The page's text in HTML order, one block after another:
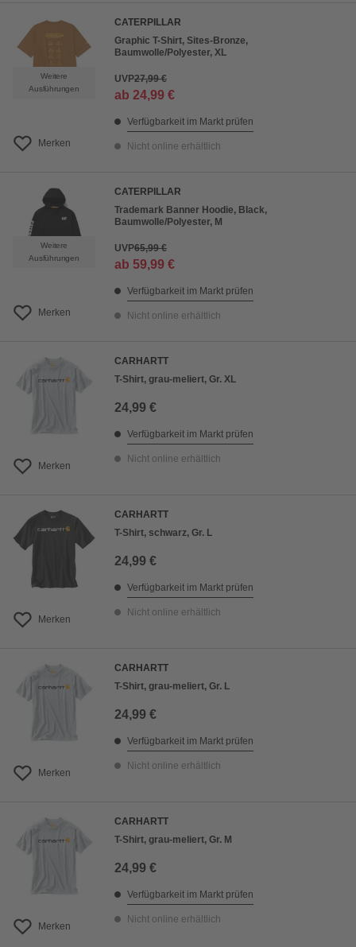
Weitere
Ausführungen
Merken
CATERPILLAR
Graphic T-Shirt, Sites-Bronze,
Baumwolle/Polyester, XL
UVP27,99 €
ab 24,99 €
Verfügbarkeit im Markt prüfen
Nicht online erhältlich
Weitere
Ausführungen
Merken
CATERPILLAR
Trademark Banner Hoodie, Black,
Baumwolle/Polyester, M
UVP65,99 €
ab 59,99 €
Verfügbarkeit im Markt prüfen
Nicht online erhältlich
Merken
CARHARTT
T-Shirt, grau-meliert, Gr. XL
24,99 €
Verfügbarkeit im Markt prüfen
Nicht online erhältlich
Merken
CARHARTT
T-Shirt, schwarz, Gr. L
24,99 €
Verfügbarkeit im Markt prüfen
Nicht online erhältlich
Merken
CARHARTT
T-Shirt, grau-meliert, Gr. L
24,99 €
Verfügbarkeit im Markt prüfen
Nicht online erhältlich
Merken
CARHARTT
T-Shirt, grau-meliert, Gr. M
24,99 €
Verfügbarkeit im Markt prüfen
Nicht online erhältlich